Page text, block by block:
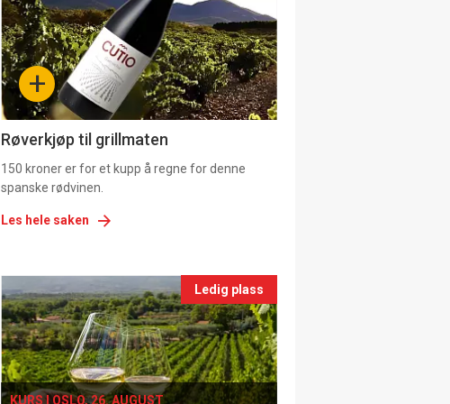
-
section
11
Ukens
vin
+
Røverkjøp til grillmaten
150 kroner er for et kupp å regne for denne
spanske rødvinen.
Les hele saken
Events
single
Ledig plass
KURS I OSLO, 26. AUGUST